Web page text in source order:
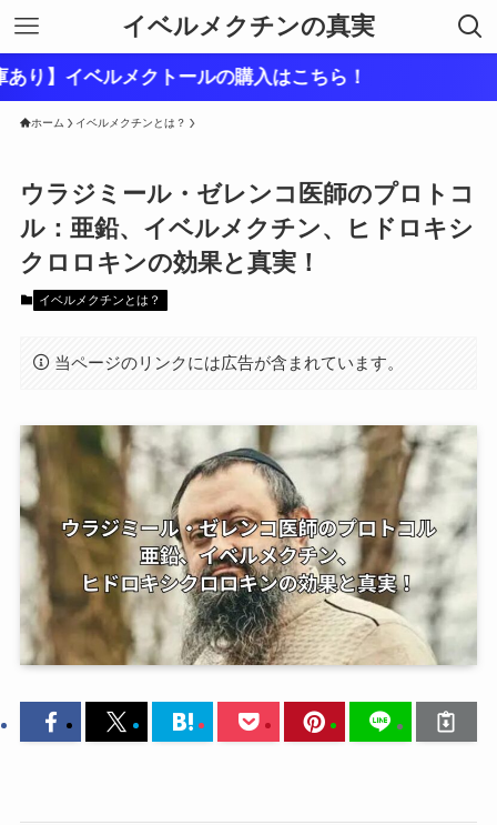
イベルメクチンの真実
メクトールの購入はこちら！
ホーム イベルメクチンとは？
ウラジミール・ゼレンコ医師のプロトコ
ル：亜鉛、イベルメクチン、ヒドロキシ
クロロキンの効果と真実！
イベルメクチンとは？
当ページのリンクには広告が含まれています。